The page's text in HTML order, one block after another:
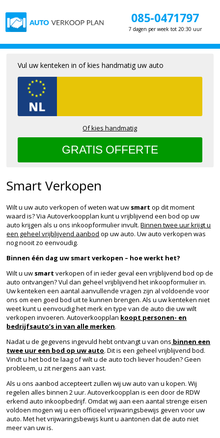
085-0471797
7 dagen per week tot 20:30 uur
Smart Verkopen
Wilt u uw auto verkopen of weten wat uw smartop dit moment
waard is? Via Autoverkoopplan kunt u vrijblijvend een bod op uw
auto krijgen als u ons inkoopformulier invult.Binnen twee uur krijgt u
een geheel vrijblijvend aanbod op uw auto. Uw auto verkopen was
nog nooit zo eenvoudig.
Binnen één dag uw smart verkopen – hoe werkt het?
Wilt u uw smart verkopen of in ieder geval een vrijblijvend bod op de
auto ontvangen? Vul dan geheel vrijblijvend het inkoopformulier in.
Uw kenteken een aantal aanvullende vragen zijn al voldoende voor
ons om een goed bod uit te kunnen brengen. Als u uw kenteken niet
weet kunt u eenvoudig het merk en type van de auto die uw wilt
verkopen invoeren. Autoverkoopplan koopt personen- en
bedrijfsauto’s in van alle merken.
Nadat u de gegevens ingevuld hebt ontvangt u van ons binnen een
twee uur een bod op uw auto. Dit is een geheel vrijblijvend bod.
Vindt u het bod te laag of wilt u de auto toch liever houden? Geen
probleem, u zit nergens aan vast.
Als u ons aanbod accepteert zullen wij uw auto van u kopen. Wij
regelen alles binnen 2 uur. Autoverkoopplan is een door de RDW
erkend auto inkoopbedrijf. Omdat wij aan een aantal strenge eisen
voldoen mogen wij u een officieel vrijwaringsbewijs geven voor uw
auto. Met het vrijwaringsbewijs kunt u aantonen dat de auto niet
meer van uw is.
Vul uw kenteken in of kies handmatig uw auto
Of kies handmatig